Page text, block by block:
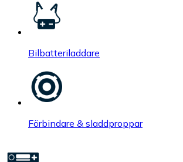
Bilbatteriladdare
Förbindare & sladdproppar